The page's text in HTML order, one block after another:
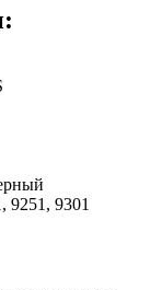
9251, 9301